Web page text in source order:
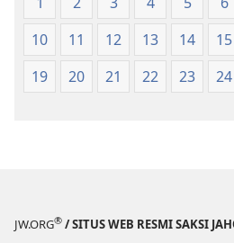
10
11 12 13 14 15
19
20 21 22 23 24
JW.ORG® / SITUS WEB RESMI SAKSI